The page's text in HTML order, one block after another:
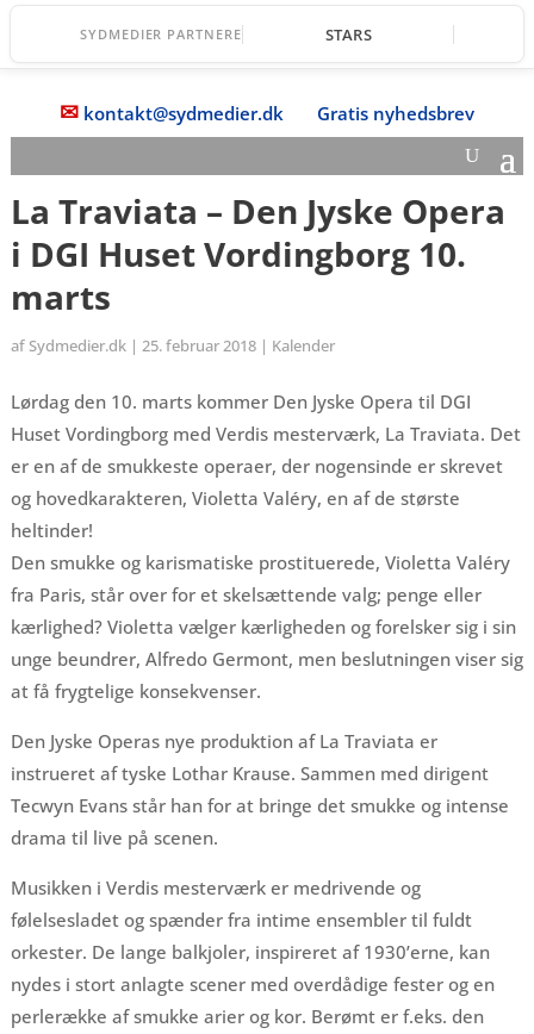
SYDMEDIER PARTNERE STARS
✉ kontakt@sydmedier.dk Gratis nyhedsbrev
La Traviata – Den Jyske Opera
i DGI Huset Vordingborg 10.
marts
af Sydmedier.dk| 25. februar 2018| Kalender
Lørdag den 10. marts kommer Den Jyske Opera til DGI
Huset Vordingborg med Verdis mesterværk, La Traviata. Det
er en af de smukkeste operaer, der nogensinde er skrevet
og hovedkarakteren, Violetta Valéry, en af de største
heltinder!
Den smukke og karismatiske prostituerede, Violetta Valéry
fra Paris, står over for et skelsættende valg; penge eller
kærlighed? Violetta vælger kærligheden og forelsker sig i sin
unge beundrer, Alfredo Germont, men beslutningen viser sig
at få frygtelige konsekvenser.
Den Jyske Operas nye produktion af La Traviata er
instrueret af tyske Lothar Krause. Sammen med dirigent
Tecwyn Evans står han for at bringe det smukke og intense
drama til live på scenen.
Musikken i Verdis mesterværk er medrivende og
følelsesladet og spænder fra intime ensembler til fuldt
orkester. De lange balkjoler, inspireret af 1930’erne, kan
nydes i stort anlagte scener med overdådige fester og en
perlerække af smukke arier og kor. Berømt er f.eks. den